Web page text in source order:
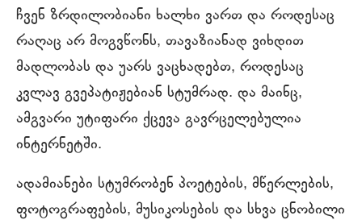
ჩვენ ზრდილობიანი ხალხი ვართ და როდესაც
რაღაც არ მოგვწონს, თავაზიანად ვიხდით
მადლობას და უარს ვაცხადებთ, როდესაც
კვლავ გვეპატიჟებიან სტუმრად. და მაინც,
ამგვარი უტიფარი ქცევა გავრცელებულია
ინტერნეტში.
ადამიანები სტუმრობენ პოეტების, მწერლების,
ფოტოგრაფების, მუსიკოსების და სხვა ცნობილი